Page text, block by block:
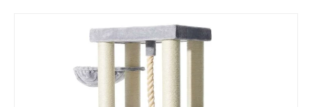
Zu Produktinformationen springen